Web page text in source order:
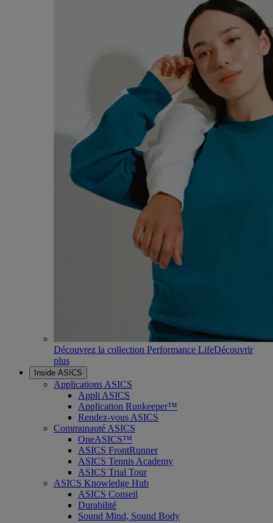
Découvrez la collection Performance LifeDécouvrir
plus
Inside ASICS
Applications ASICS
Appli ASICS
Application Runkeeper™
Rendez-vous ASICS
Communauté ASICS
OneASICS™
ASICS FrontRunner
ASICS Tennis Academy
ASICS Trial Tour
ASICS Knowledge Hub
ASICS Conseil
Durabilité
Sound Mind, Sound Body